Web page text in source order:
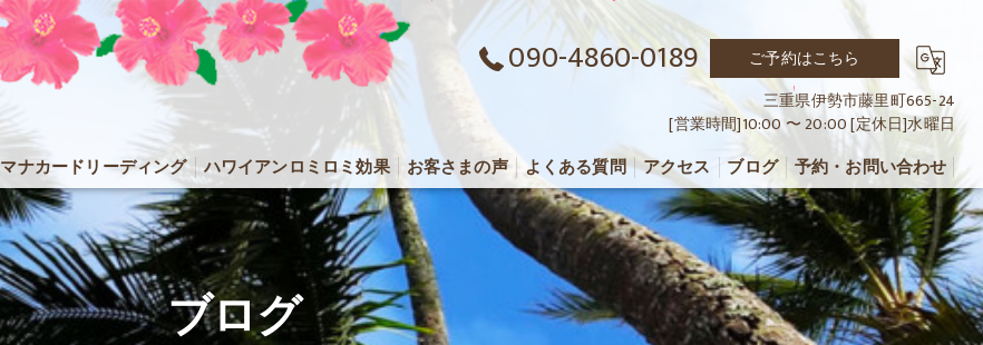
090-4860-0189
ご予約はこちら
三重県伊勢市藤里町665-24
[営業時間]10:00 〜 20:00 [定休日]水曜日
マナカードリーディング ハワイアンロミロミ効果 お客さまの声 よくある質問 アクセス ブログ 予約・お問い合わせ
ブログ